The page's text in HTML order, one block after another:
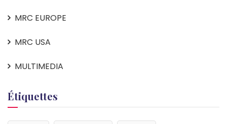
MRC EUROPE
MRC USA
MULTIMEDIA
Étiquettes